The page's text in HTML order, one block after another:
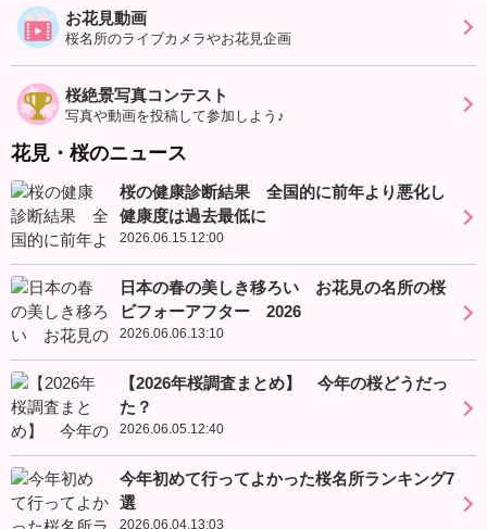
お花見動画
桜名所のライブカメラやお花見企画
桜絶景写真コンテスト
写真や動画を投稿して参加しよう♪
花見・桜のニュース
桜の健康診断結果 全国的に前年より悪化し
健康度は過去最低に
2026.06.15.12:00
日本の春の美しき移ろい お花見の名所の桜
ビフォーアフター 2026
2026.06.06.13:10
【2026年桜調査まとめ】 今年の桜どうだっ
た？
2026.06.05.12:40
今年初めて行ってよかった桜名所ランキング7
選
2026.06.04.13:03